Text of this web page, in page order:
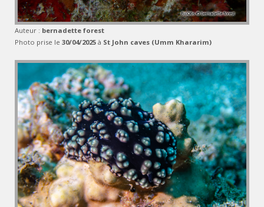
Auteur : bernadette forest
Photo prise le 30/04/2025 à St John caves (Umm Khararim)